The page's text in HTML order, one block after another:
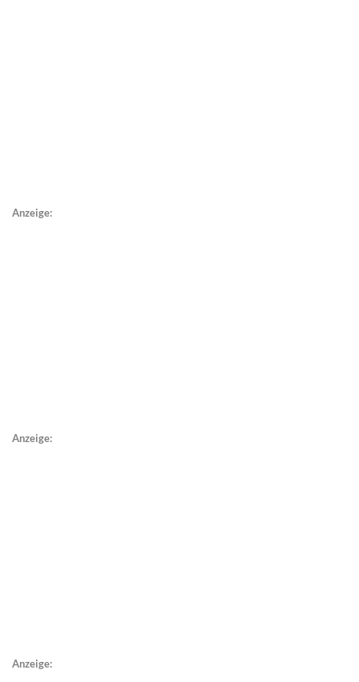
Anzeige:
Anzeige:
Anzeige: